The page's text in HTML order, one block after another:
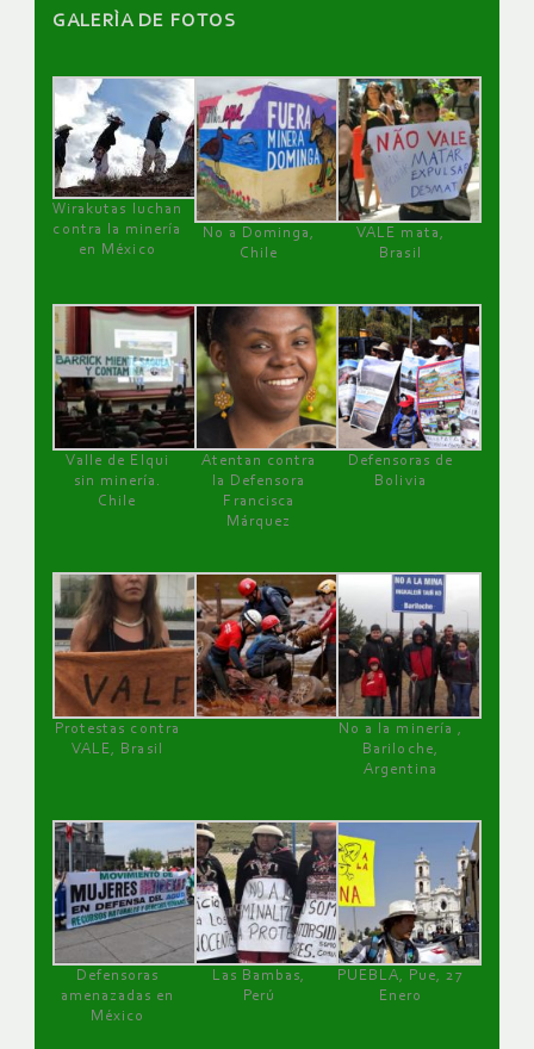
GALERÌA DE FOTOS
Wirakutas luchan
contra la minería
en México
No a Dominga,
Chile
VALE mata,
Brasil
Valle de Elqui
sin minería.
Chile
Atentan contra
la Defensora
Francisca
Márquez
Defensoras de
Bolivia
Protestas contra
VALE, Brasil
No a la minería ,
Bariloche,
Argentina
Defensoras
amenazadas en
México
Las Bambas,
Perú
PUEBLA, Pue, 27
Enero